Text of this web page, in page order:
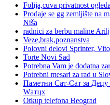
Folija,cuva privatnost
Prodaje se gg zemljište na
Niša
radnici za berbu maline
Veze,brak,poznanstva
Polovni delovi Sprinter,
Torte Novi Sad
Potrebna Vam je dodatna
Potrebni mesari za rad u
Паметни Сат-Сат за
Wатцх
Otkup telefona Beograd